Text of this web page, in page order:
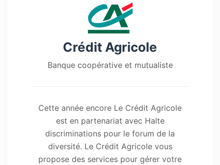
Crédit Agricole
Banque coopérative et mutualiste
Cette année encore Le Crédit Agricole
est en partenariat avec Halte
discriminations pour le forum de la
diversité. Le Crédit Agricole vous
propose des services pour gérer votre